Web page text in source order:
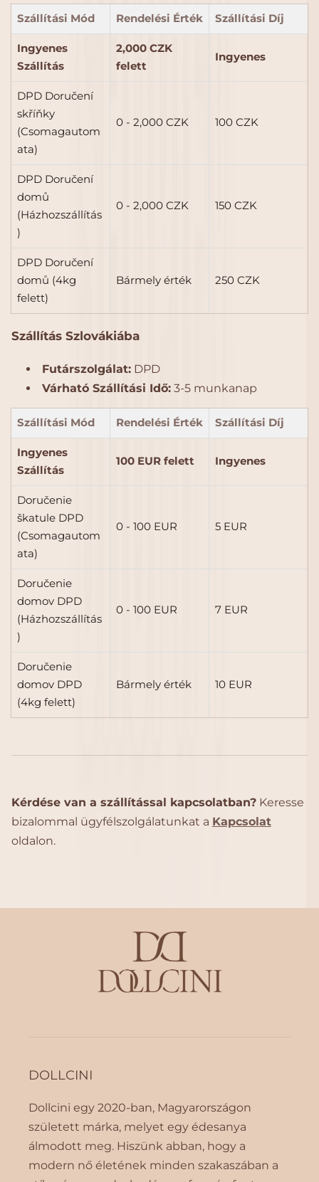
Szállítási Mód Rendelési Érték Szállítási Díj
Ingyenes
Szállítás
2,000 CZK
felett
Ingyenes
DPD Doručení
skříňky
(Csomagautom
ata)
0 - 2,000 CZK 100 CZK
DPD Doručení
domů
(Házhozszállítás
)
0 - 2,000 CZK 150 CZK
DPD Doručení
domů (4kg
felett)
Bármely érték 250 CZK
Szállítás Szlovákiába
Futárszolgálat:DPD
Várható Szállítási Idő:3-5 munkanap
Szállítási Mód Rendelési Érték Szállítási Díj
Ingyenes
Szállítás
100 EUR felett Ingyenes
Doručenie
škatule DPD
(Csomagautom
ata)
0 - 100 EUR 5 EUR
Doručenie
domov DPD
(Házhozszállítás
)
0 - 100 EUR 7 EUR
Doručenie
domov DPD
(4kg felett)
Bármely érték 10 EUR
Kérdése van a szállítással kapcsolatban?Keresse
bizalommal ügyfélszolgálatunkat a Kapcsolat
oldalon.
DOLLCINI
Dollcini egy 2020-ban, Magyarországon
született márka, melyet egy édesanya
álmodott meg. Hiszünk abban, hogy a
modern nő életének minden szakaszában a